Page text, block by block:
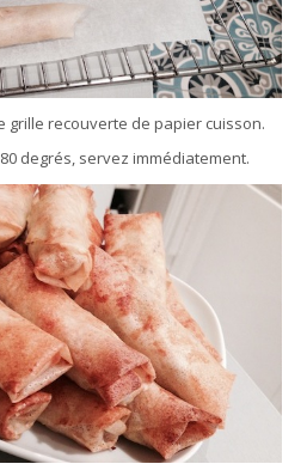
grille recouverte de papier cuisson.
degrés, servez immédiatement.